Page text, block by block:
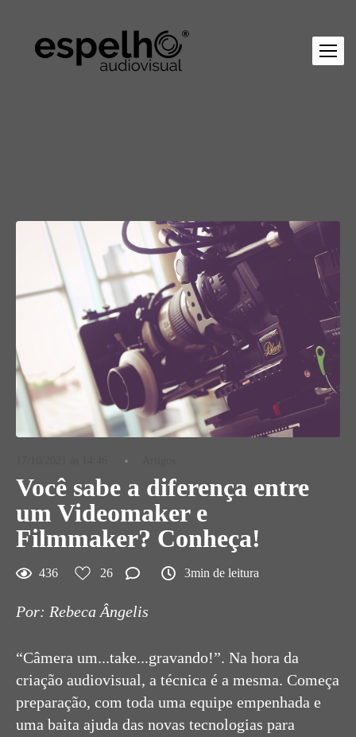
Você sabe a diferença entre
um Videomaker e
Filmmaker? Conheça!
436 26 3min de leitura
Por: Rebeca Ângelis
“Câmera um...take...gravando!”. Na hora da
criação audiovisual, a técnica é a mesma. Começa
preparação, com toda uma equipe empenhada e
uma baita ajuda das novas tecnologias para